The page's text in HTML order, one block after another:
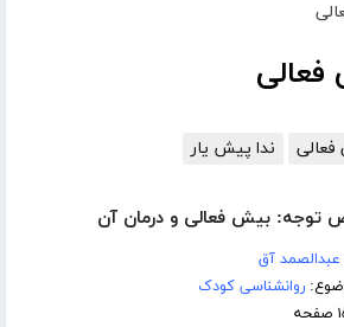
ندا پیش یار
توجه: بیش فعالی و درمان آن
عبدالصمد آق
روانشناسی کودک